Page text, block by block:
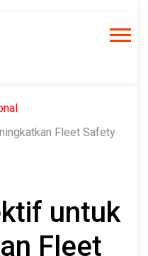
Fleet Safety
untuk
Fleet